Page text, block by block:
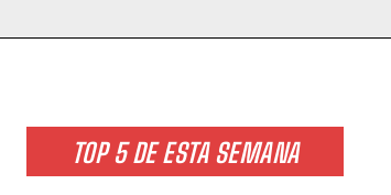
TOP 5 DE ESTA SEMANA